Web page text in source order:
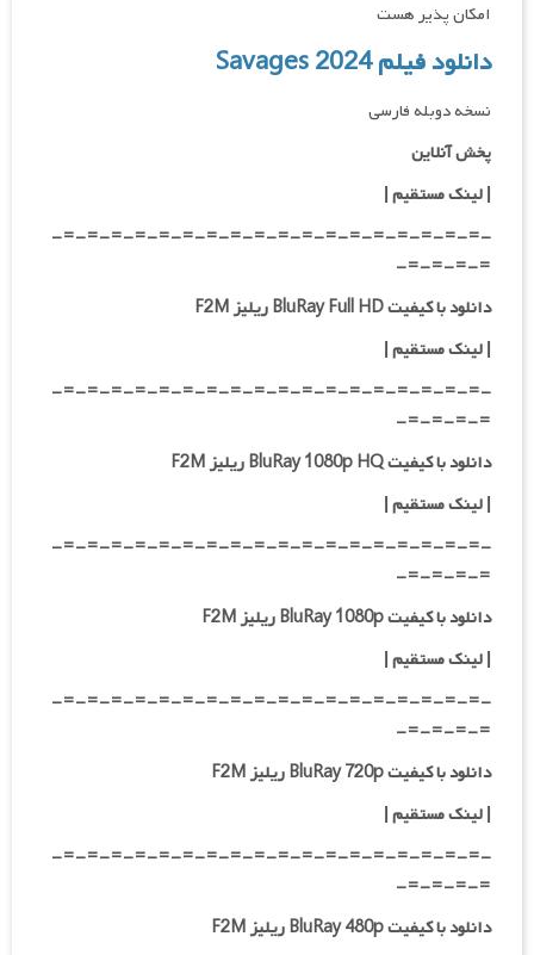
امکان پذیر هست
دانلود فیلم Savages 2024
نسخه دوبله فارسی
پخش آنلاین
| لینک مستقیم|
-=-=-=-=-=-=-=-=-=-=-=-=-=-=-=-=-=-=-
=-=-=-=-
دانلود با کیفیت BluRay Full HD ریلیز F2M
|لینک مستقیم|
-=-=-=-=-=-=-=-=-=-=-=-=-=-=-=-=-=-=-
=-=-=-=-
دانلود با کیفیت BluRay 1080p HQ ریلیز F2M
|لینک مستقیم|
-=-=-=-=-=-=-=-=-=-=-=-=-=-=-=-=-=-=-
=-=-=-=-
دانلود با کیفیت BluRay 1080p ریلیز F2M
|لینک مستقیم|
-=-=-=-=-=-=-=-=-=-=-=-=-=-=-=-=-=-=-
=-=-=-=-
دانلود با کیفیت BluRay 720p ریلیز F2M
| لینک مستقیم|
-=-=-=-=-=-=-=-=-=-=-=-=-=-=-=-=-=-=-
=-=-=-=-
دانلود با کیفیت BluRay 480p ریلیز F2M